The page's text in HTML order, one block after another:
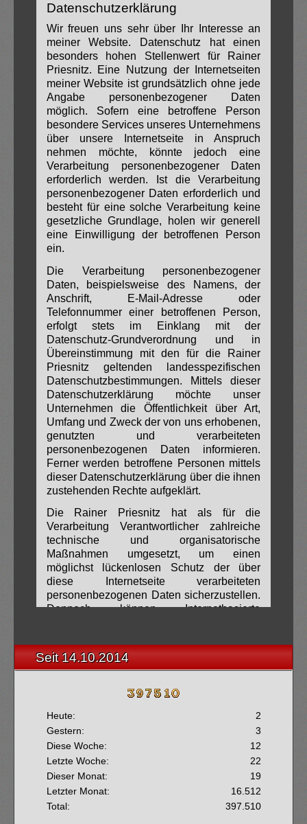
Seit 14.10.2014
Heute:
2
Gestern:
3
Diese Woche:
12
Letzte Woche:
22
Dieser Monat:
19
Letzter Monat:
16.512
Total:
397.510
Datenschutzerklärung
Wir freuen uns sehr über Ihr Interesse an
meiner Website. Datenschutz hat einen
besonders hohen Stellenwert für Rainer
Priesnitz. Eine Nutzung der Internetseiten
meiner Website ist grundsätzlich ohne jede
Angabe personenbezogener Daten
möglich. Sofern eine betroffene Person
besondere Services unseres Unternehmens
über unsere Internetseite in Anspruch
nehmen möchte, könnte jedoch eine
Verarbeitung personenbezogener Daten
erforderlich werden. Ist die Verarbeitung
personenbezogener Daten erforderlich und
besteht für eine solche Verarbeitung keine
gesetzliche Grundlage, holen wir generell
eine Einwilligung der betroffenen Person
ein.
Die Verarbeitung personenbezogener
Daten, beispielsweise des Namens, der
Anschrift, E-Mail-Adresse oder
Telefonnummer einer betroffenen Person,
erfolgt stets im Einklang mit der
Datenschutz-Grundverordnung und in
Übereinstimmung mit den für die Rainer
Priesnitz geltenden landesspezifischen
Datenschutzbestimmungen. Mittels dieser
Datenschutzerklärung möchte unser
Unternehmen die Öffentlichkeit über Art,
Umfang und Zweck der von uns erhobenen,
genutzten und verarbeiteten
personenbezogenen Daten informieren.
Ferner werden betroffene Personen mittels
dieser Datenschutzerklärung über die ihnen
zustehenden Rechte aufgeklärt.
Die Rainer Priesnitz hat als für die
Verarbeitung Verantwortlicher zahlreiche
technische und organisatorische
Maßnahmen umgesetzt, um einen
möglichst lückenlosen Schutz der über
diese Internetseite verarbeiteten
personenbezogenen Daten sicherzustellen.
Dennoch können Internetbasierte
absoluter Schutz nicht gewährleistet
werden kann. Aus diesem Grund steht es
personenbezogene Daten auch auf
telefonisch, an uns zu übermitteln.
1. Begriffsbestimmungen
Die Datenschutzerklärung der Rainer
Priesnitz beruht auf den Begrifflichkeiten,
die durch den Europäischen Richtlinien-
und Verordnungsgeber beim Erlass der